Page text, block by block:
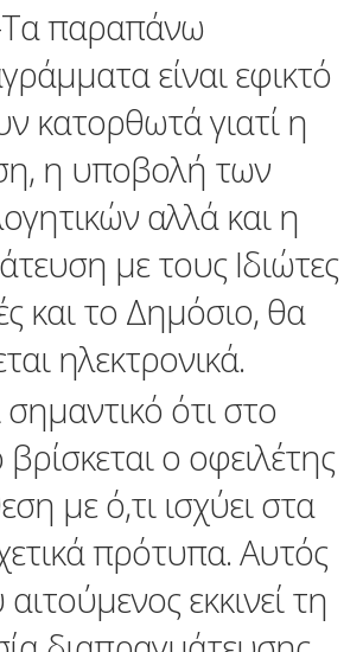
παραπάνω
είναι εφικτό
κατορθωτά γιατί η
η υποβολή των
αλλά και η
με τους Ιδιώτες
και το Δημόσιο, θα
ηλεκτρονικά.
σημαντικό ότι στο
βρίσκεται ο οφειλέτης
με ό,τι ισχύει στα
πρότυπα. Αυτός
εκκινεί τη